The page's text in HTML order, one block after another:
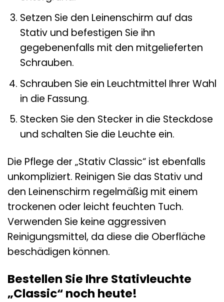
Setzen Sie den Leinenschirm auf das
Stativ und befestigen Sie ihn
gegebenenfalls mit den mitgelieferten
Schrauben.
Schrauben Sie ein Leuchtmittel Ihrer Wahl
in die Fassung.
Stecken Sie den Stecker in die Steckdose
und schalten Sie die Leuchte ein.
Die Pflege der „Stativ Classic“ ist ebenfalls
unkompliziert. Reinigen Sie das Stativ und
den Leinenschirm regelmäßig mit einem
trockenen oder leicht feuchten Tuch.
Verwenden Sie keine aggressiven
Reinigungsmittel, da diese die Oberfläche
beschädigen können.
Bestellen Sie Ihre Stativleuchte
„Classic“ noch heute!